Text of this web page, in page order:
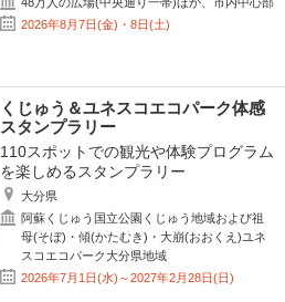
2026年8月7日(金)・8日(土)
くじゅう＆ユネスコエコパーク体感
スタンプラリー
110スポットでの観光や体験プログラム
を楽しめるスタンプラリー
大分県
阿蘇くじゅう国立公園くじゅう地域および祖
母(そぼ)・傾(かたむき)・大崩(おおくえ)ユネ
スコエコパーク大分県地域
2026年7月1日(水)～2027年2月28日(日)